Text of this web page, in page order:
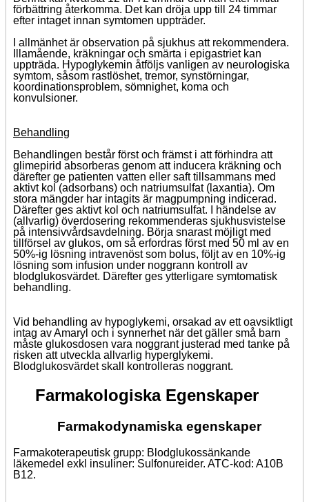
förbättring återkomma. Det kan dröja upp till 24 timmar
efter intaget innan symtomen uppträder.
I allmänhet är observation på sjukhus att rekommendera.
Illamående, kräkningar och smärta i epigastriet kan
uppträda. Hypoglykemin åtföljs vanligen av neurologiska
symtom, såsom rastlöshet, tremor, synstörningar,
koordinationsproblem, sömnighet, koma och
konvulsioner.
Behandling
Behandlingen består först och främst i att förhindra att
glimepirid absorberas genom att inducera kräkning och
därefter ge patienten vatten eller saft tillsammans med
aktivt kol (adsorbans) och natriumsulfat (laxantia). Om
stora mängder har intagits är magpumpning indicerad.
Därefter ges aktivt kol och natriumsulfat. I händelse av
(allvarlig) överdosering rekommenderas sjukhusvistelse
på intensivvårdsavdelning. Börja snarast möjligt med
tillförsel av glukos, om så erfordras först med 50 ml av en
50%-ig lösning intravenöst som bolus, följt av en 10%-ig
lösning som infusion under noggrann kontroll av
blodglukosvärdet. Därefter ges ytterligare symtomatisk
behandling.
Vid behandling av hypoglykemi, orsakad av ett oavsiktligt
intag av Amaryl och i synnerhet när det gäller små barn
måste glukosdosen vara noggrant justerad med tanke på
risken att utveckla allvarlig hyperglykemi.
Blodglukosvärdet skall kontrolleras noggrant.
Farmakologiska Egenskaper
Farmakodynamiska egenskaper
Farmakoterapeutisk grupp: Blodglukossänkande
läkemedel exkl insuliner: Sulfonureider. ATC-kod: A10B
B12.